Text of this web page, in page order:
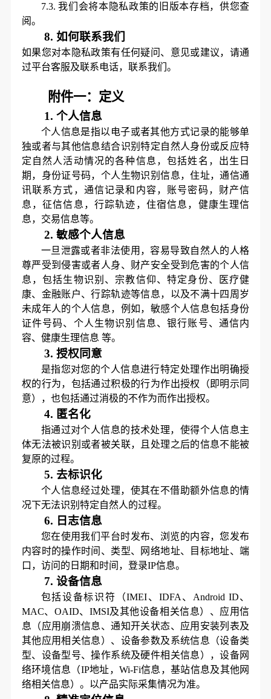
7.3.我们会将本隐私政策的旧版本存档，供您查
阅。
8.如何联系我们
如果您对本隐私政策有任何疑问、意见或建议，请通
过平台客服及联系电话，联系我们。
附件一：定义
1.个人信息
个人信息是指以电子或者其他方式记录的能够单
独或者与其他信息结合识别特定自然人身份或反应特
定自然人活动情况的各种信息，包括姓名，出生日
期，身份证号码，个人生物识别信息，住址，通信通
讯联系方式，通信记录和内容，账号密码，财产信
息，征信信息，行踪轨迹，住宿信息，健康生理信
息，交易信息等。
2.敏感个人信息
一旦泄露或者非法使用，容易导致自然人的人格
尊严受到侵害或者人身、财产安全受到危害的个人信
息，包括生物识别、宗教信仰、特定身份、医疗健
康、金融账户、行踪轨迹等信息，以及不满十四周岁
未成年人的个人信息，例如，敏感个人信息包括身份
证件号码、个人生物识别信息、银行账号、通信内
容、健康生理信息 等。
3.授权同意
是指您对您的个人信息进行特定处理作出明确授
权的行为，包括通过积极的行为作出授权（即明示同
意），也包括通过消极的不作为而作出授权。
4. 匿名化
指通过对个人信息的技术处理，使得个人信息主
体无法被识别或者被关联，且处理之后的信息不能被
复原的过程。
5. 去标识化
个人信息经过处理，使其在不借助额外信息的情
况下无法识别特定自然人的过程。
6. 日志信息
您在使用我们平台时发布、浏览的内容，您发布
内容时的操作时间、类型、
网络地址、目标地址、端
口，访问的日期和时间，登录IP信息。
7.设备信息
包括设备标识符（IMEI、IDFA、Android ID、
MAC、OAID、IMSI及其他设备相关信息）、应用信
息（应用崩溃信息、通知开关状态、应用安装列表及
其他应用相关信息）、设备参数及系统信息（设备类
型、设备型号、操作系统及硬件相关信息），设备网
络环境信息（IP地址， Wi-Fi信息，基站信息及其他网
络相关信息）。以产品实际采集情况为准。